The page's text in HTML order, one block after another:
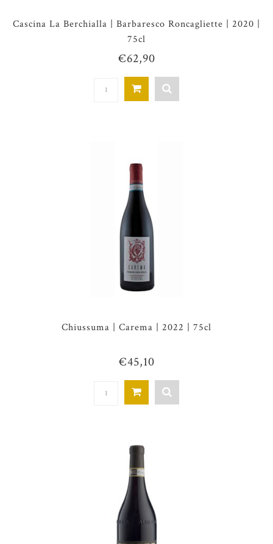
Cascina La Berchialla | Barbaresco Roncagliette | 2020 |
75cl
€62,90
Chiussuma | Carema | 2022 | 75cl
€45,10